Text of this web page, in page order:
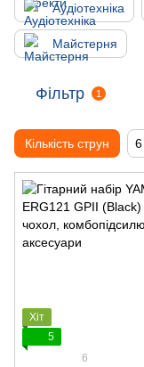
Аудіотехніка
Майстерня
Фільтр 1
Кількість струн 6
Хіт
5
6